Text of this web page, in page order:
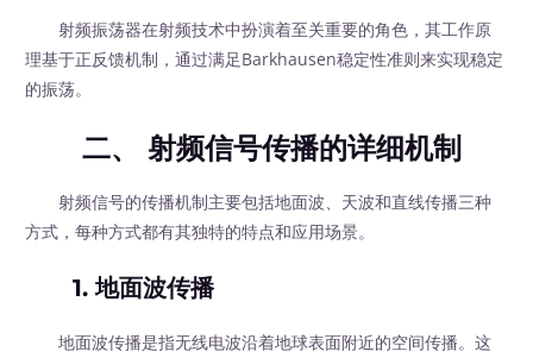
射频振荡器在射频技术中扮演着至关重要的角色，其工作原
理基于正反馈机制，通过满足Barkhausen稳定性准则来实现稳定
的振荡。
二、 射频信号传播的详细机制
射频信号的传播机制主要包括地面波、天波和直线传播三种
方式，每种方式都有其独特的特点和应用场景。
1. 地面波传播
地面波传播是指无线电波沿着地球表面附近的空间传播。这